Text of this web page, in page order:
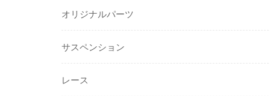
オリジナルパーツ
サスペンション
レース